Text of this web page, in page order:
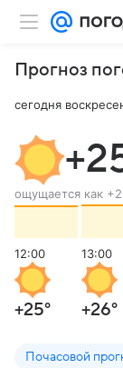
Прогноз
сегодня
ощущается как
12:00
+25°
13:00
+26°
Почасовой